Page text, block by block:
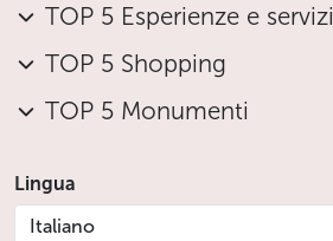
TOP 5 Esperienze e servizi
TOP 5 Shopping
TOP 5 Monumenti
Lingua
Italiano